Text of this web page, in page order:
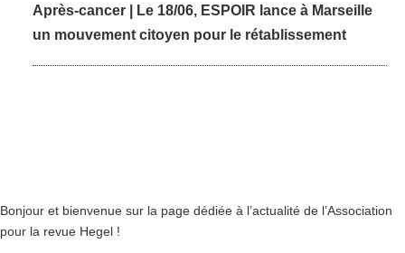
Après-cancer | Le 18/06, ESPOIR lance à Marseille
un mouvement citoyen pour le rétablissement
Bonjour et bienvenue sur la page dédiée à l’actualité de l’Association
pour la revue Hegel !